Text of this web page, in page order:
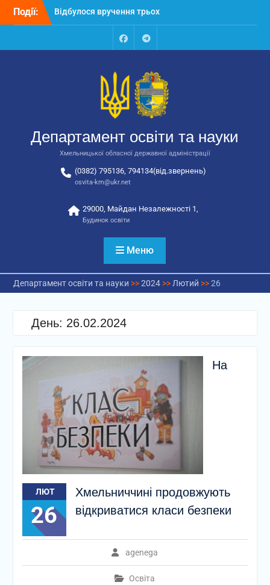
Перейти
Події:
Відбулося вручення трьох
автобусів для потреб
Відбулося засідання
освіти та науки обласної
державної адміністрації
Відбулась обласна
національно-патріотичне
виховання
FacebookTalegram
Департамент освіти та науки
Хмельницької обласної державної адміністрації
(0382) 795136, 794134(від.звернень)
osvita-km@ukr.net
29000, Майдан Незалежності 1,
Будинок освіти
Меню
Департамент освіти та науки >>2024>> Лютий >>26
День: 26.02.2024
ЛЮТ
26
На
Хмельниччині продовжують
відкриватися класи безпеки
agenega
Освіта